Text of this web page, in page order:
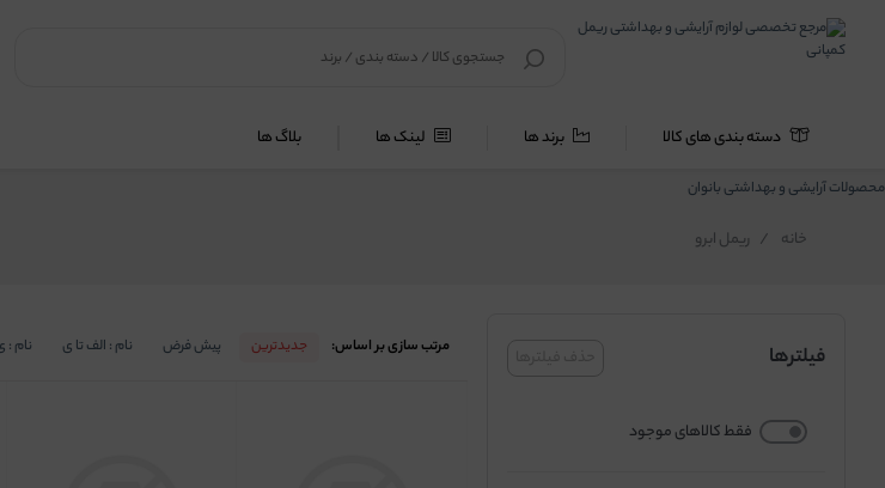
محصولات آرایشی و بهداشتی بانوان
دسته بندی های کالا برند ها لینک ها بلاگ ها
خانه / ریمل ابرو
فیلترها
فقط کالاهای موجود
مرتب سازی بر اساس: جدیدترین پیش فرض نام : الف تا ی نام :